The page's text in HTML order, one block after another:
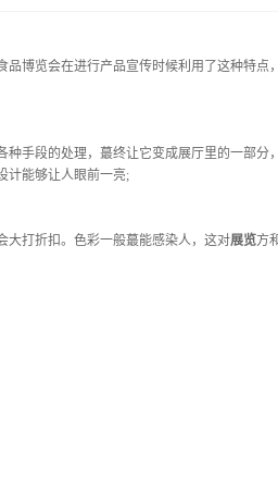
博览会在进行产品宣传时候利用了这种特点
手段的处理，蕞终让它变成展厅里的一部分
计能够让人眼前一亮;
打折扣。色彩一般蕞能感染人，这对展览方